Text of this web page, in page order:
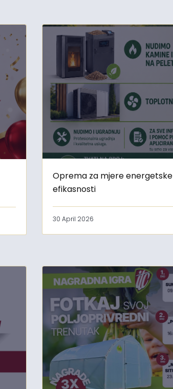
Oprema za mjere energetske
efikasnosti
30 April 2026